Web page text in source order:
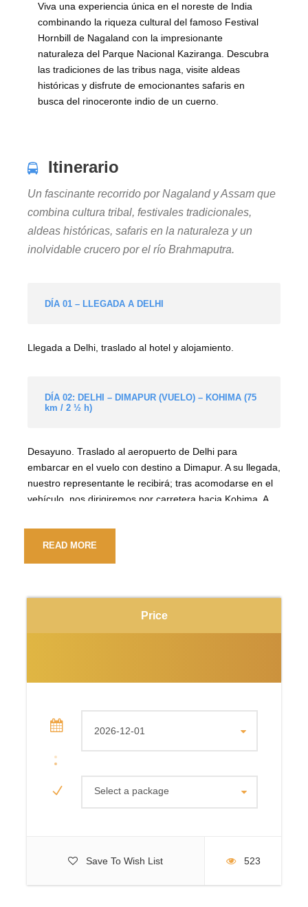
Price
Select a package
Save To Wish List 523
Viva una experiencia única en el noreste de India
combinando la riqueza cultural del famoso Festival
Hornbill de Nagaland con la impresionante
naturaleza del Parque Nacional Kaziranga. Descubra
las tradiciones de las tribus naga, visite aldeas
históricas y disfrute de emocionantes safaris en
busca del rinoceronte indio de un cuerno.
Itinerario
Un fascinante recorrido por Nagaland y Assam que
combina cultura tribal, festivales tradicionales,
aldeas históricas, safaris en la naturaleza y un
inolvidable crucero por el río Brahmaputra.
DÍA 01 – LLEGADA A DELHI
Llegada a Delhi, traslado al hotel y alojamiento.
DÍA 02: DELHI – DIMAPUR (VUELO) – KOHIMA (75
km / 2 ½ h)
Desayuno. Traslado al aeropuerto de Delhi para
embarcar en el vuelo con destino a Dimapur. A su llegada,
nuestro representante le recibirá; tras acomodarse en el
vehículo, nos dirigiremos por carretera hacia Kohima. A
el hotel.
Por la tarde, visitaremos el Carnaval Nocturno del Hornbill
(horario: de 18:00 a 21:00 h). Regreso al hotel.
Alojamiento en el hotel.
KHONOMA (20 km / 1 h
Por la mañana, visitaremos el recinto del Festival Hornbill.
Más tarde, visitaremos Kigwema, una aldea montañosa
READ MORE